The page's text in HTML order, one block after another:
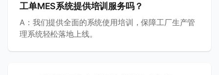
工单MES系统提供培训服务吗？
A： 我们提供全面的系统使用培训，保障工厂生产管
理系统轻松落地上线。